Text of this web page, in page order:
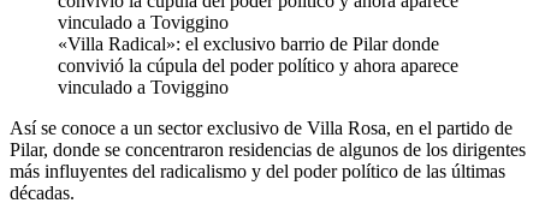
«Villa Radical»: el exclusivo barrio de Pilar donde
convivió la cúpula del poder político y ahora aparece
vinculado a Toviggino
Así se conoce a un sector exclusivo de Villa Rosa, en el partido de
Pilar, donde se concentraron residencias de algunos de los dirigentes
más influyentes del radicalismo y del poder político de las últimas
décadas.